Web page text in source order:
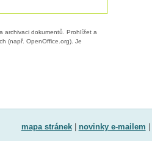
archivaci dokumentů. Prohlížet a
(např. OpenOffice.org). Je
mapa stránek| novinky e-mailem